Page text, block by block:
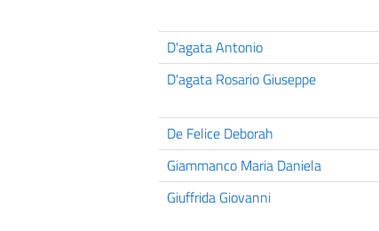
D'agata Antonio
D'agata Rosario Giuseppe
De Felice Deborah
Giammanco Maria Daniela
Giuffrida Giovanni